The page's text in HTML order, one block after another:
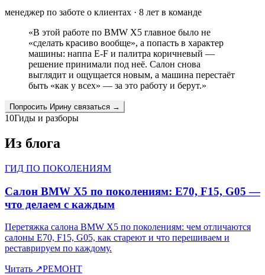
менеджер по заботе о клиентах · 8 лет в команде
«В этой работе по BMW X5 главное было не
«сделать красиво вообще», а попасть в характер
машины: наппа E-F и палитра коричневый —
решение принимали под неё. Салон снова
выглядит и ощущается новым, а машина перестаёт
быть «как у всех» — за это работу и берут.»
Попросить Ирину связаться →
10Гиды и разборы
Из блога
ГИД ПО ПОКОЛЕНИЯМ
Салон BMW X5 по поколениям: E70, F15, G05 —
что делаем с каждым
Перетяжка салона BMW X5 по поколениям: чем отличаются
салоны E70, F15, G05, как стареют и что перешиваем и
реставрируем по каждому.
Читать ↗РЕМОНТ